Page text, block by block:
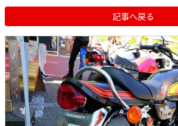
記事へ戻る